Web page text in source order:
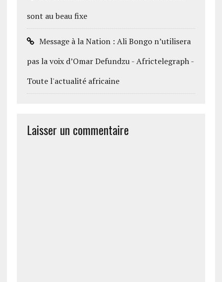
sont au beau fixe
Message à la Nation : Ali Bongo n’utilisera
pas la voix d’Omar Defundzu - Africtelegraph -
Toute l'actualité africaine
Laisser un commentaire